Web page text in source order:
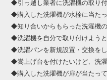
◆引っ越し業者に洗濯機の取り
◆購入した洗濯機が水栓に当た
◆知り合いからもらった洗濯機
◆洗濯機を自分で取り付けよう
◆洗濯パンを新規設置・交換を
◆嵩上げ台を付けたいけど、洗
◆購入した洗濯機が扉が当たっ